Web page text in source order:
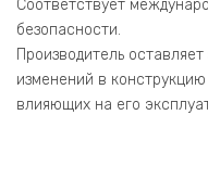
Соответствует
безопасности.
Производитель
изменений в
влияющих на его